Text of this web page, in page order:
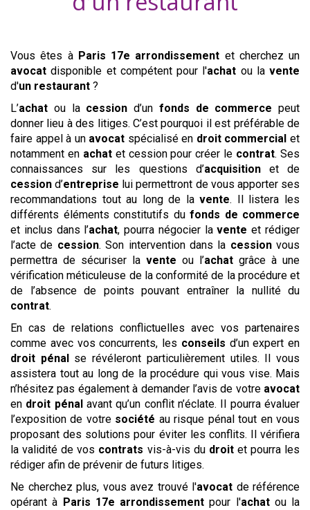
Vous êtes à Paris 17e arrondissement et cherchez un
avocat disponible et compétent pour l'achat ou lavente
d'un restaurant ?
L’achat ou la cession d’un fonds de commerce peut
donner lieu à des litiges. C’est pourquoi il est préférable de
faire appel à un avocat spécialisé en droit commercial et
notamment en achatet cession pour créer le contrat. Ses
connaissances sur les questions d’acquisitionet de
cession d’entreprise lui permettront de vous apporter ses
recommandations tout au long de lavente. Il listera les
différents éléments constitutifs du fonds de commerce
et inclus dans l’achat, pourra négocier lavente et rédiger
l’acte de cession. Son intervention dans la cessionvous
permettra de sécuriser la vente ou l’achat grâce à une
vérification méticuleuse de la conformité de la procédure et
de l’absence de points pouvant entraîner la nullité du
contrat.
En cas de relations conflictuelles avec vos partenaires
comme avec vos concurrents, les conseils d’un expert en
droit pénal
se révéleront particulièrement utiles. Il vous
assistera tout au long de la procédure qui vous vise. Mais
n’hésitez pas également à demander l’avis de votre avocat
en droit pénal avant qu’un conflit n’éclate. Il pourra évaluer
l’exposition de votre société au risque pénal tout en vous
proposant des solutions pour éviter les conflits. Il vérifiera
la validité de vos contrats vis-à-vis du droitet pourra les
rédiger afin de prévenir de futurs litiges.
Ne cherchez plus, vous avez trouvé l'avocat de référence
opérant à Paris 17e arrondissement pour l'achatou la